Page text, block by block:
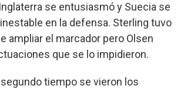
se entusiasmó y Suecia se
en la defensa. Sterling tuvo
ampliar el marcador pero Olsen
que se lo impidieron.
tiempo se vieron los